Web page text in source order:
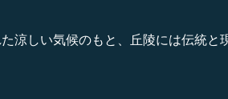
涼しい気候のもと、丘陵には伝統と